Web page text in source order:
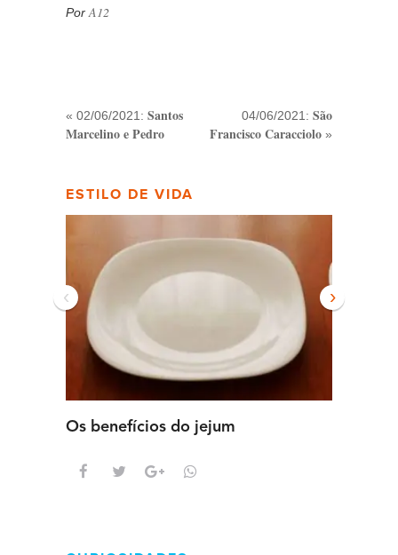
Por A12
« 02/06/2021: Santos
Marcelino e Pedro
04/06/2021: São
Francisco Caracciolo »
ESTILO DE VIDA
Os benefícios do jejum
‹ ›